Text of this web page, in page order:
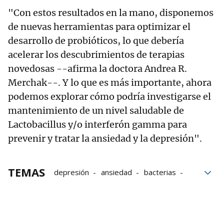
"Con estos resultados en la mano, disponemos
de nuevas herramientas para optimizar el
desarrollo de probióticos, lo que debería
acelerar los descubrimientos de terapias
novedosas --afirma la doctora Andrea R.
Merchak--. Y lo que es más importante, ahora
podemos explorar cómo podría investigarse el
mantenimiento de un nivel saludable de
Lactobacillus y/o interferón gamma para
prevenir y tratar la ansiedad y la depresión".
TEMAS depresión ansiedad
bacterias